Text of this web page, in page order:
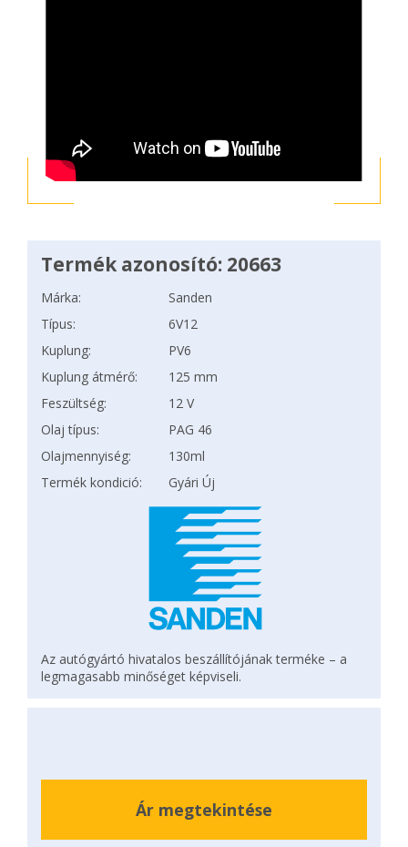
Termék azonosító: 20663
Márka:
Sanden
Típus:
6V12
Kuplung:
PV6
Kuplung átmérő:
125 mm
Feszültség:
12 V
Olaj típus:
PAG 46
Olajmennyiség:
130ml
Termék kondició:
Gyári Új
Az autógyártó hivatalos beszállítójának terméke – a
legmagasabb minőséget képviseli.
Ár megtekintése